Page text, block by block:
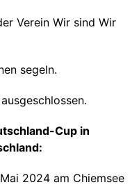
Verein Wir sind Wir
segeln.
Cup in
2024 am Chiemsee